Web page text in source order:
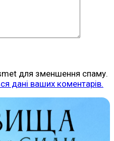
для зменшення спаму.
дані ваших коментарів.